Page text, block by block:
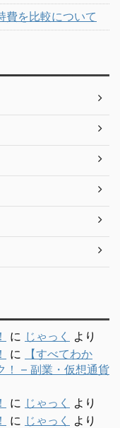
費を比較について
に じゃっく
より
に
【すべてわか
！ – 副業・仮想通貨
に じゃっく
より
に じゃっく
より